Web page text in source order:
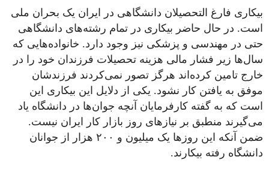
بیکاری فارغ التحصیلان دانشگاهی در ایران یک بحران ملی
است. در حال حاضر بیکاری در تمام رشته‌های دانشگاهی
حتی در مهندسی و پزشکی نیز وجود دارد. خانواده‌هایی که
سال‌ها زیر فشار مالی هزینه تحصیلات فرزندان خود را در
خارج تامین کرده‌اند هرگز تصور نمی‌کردند فرزندشان
موفق به یافتن کار نشود. یکی از دلایل این بیکاری این
است که به گفته کارفرمایان آنچه جوان‌ها در دانشگاه یاد
می‌گیرند منطبق بر نیازهای روز بازار کار ایران نیست.
ضمن آنکه این روزها یک میلیون و ۲۰۰ هزار از جوانان
دانشگاه رفته بیکارند.